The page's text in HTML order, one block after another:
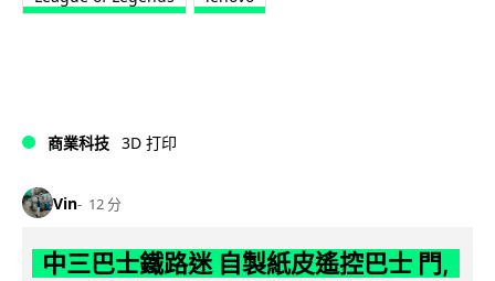
商業科技 3D 打印
Vin 12 分
中三巴士鐵路迷 自製紙皮遙控巴士 門,